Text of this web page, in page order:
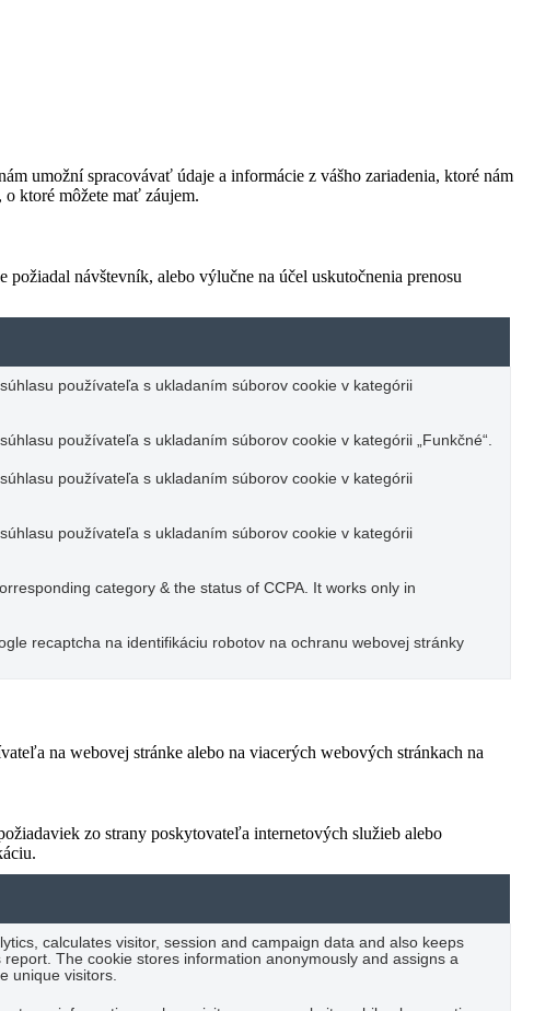
umožní spracovávať údaje a informácie z vášho zariadenia, ktoré nám
ktoré môžete mať záujem.
návštevník, alebo výlučne na účel uskutočnenia prenosu
používateľa s ukladaním súborov cookie v kategórii
používateľa s ukladaním súborov cookie v kategórii „Funkčné“.
používateľa s ukladaním súborov cookie v kategórii
používateľa s ukladaním súborov cookie v kategórii
category & the status of CCPA. It works only in
recaptcha na identifikáciu robotov na ochranu webovej stránky
na webovej stránke alebo na viacerých webových stránkach na
zo strany poskytovateľa internetových služieb alebo
calculates visitor, session and campaign data and also keeps
The cookie stores information anonymously and assigns a
unique visitors.